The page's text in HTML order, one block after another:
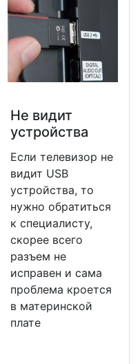
Не видит
устройства
Если телевизор не
видит USB
устройства, то
нужно обратиться
к специалисту,
скорее всего
разъем не
исправен и сама
проблема кроется
в материнской
плате